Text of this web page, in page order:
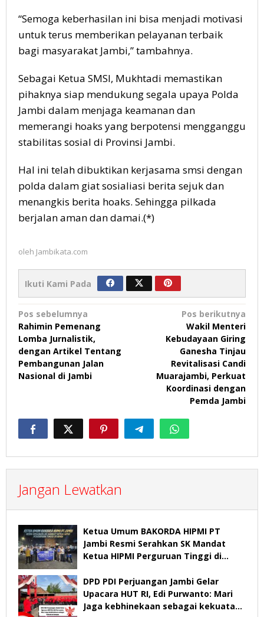
“Semoga keberhasilan ini bisa menjadi motivasi
untuk terus memberikan pelayanan terbaik
bagi masyarakat Jambi,” tambahnya.
Sebagai Ketua SMSI, Mukhtadi memastikan
pihaknya siap mendukung segala upaya Polda
Jambi dalam menjaga keamanan dan
memerangi hoaks yang berpotensi mengganggu
stabilitas sosial di Provinsi Jambi.
Hal ini telah dibuktikan kerjasama smsi dengan
polda dalam giat sosialiasi berita sejuk dan
menangkis berita hoaks. Sehingga pilkada
berjalan aman dan damai.(*)
oleh Jambikata.com
Ikuti Kami Pada
Navigasi
pos
Pos sebelumnya
Rahimin Pemenang
Lomba Jurnalistik,
dengan Artikel Tentang
Pembangunan Jalan
Nasional di Jambi
Pos berikutnya
Wakil Menteri
Kebudayaan Giring
Ganesha Tinjau
Revitalisasi Candi
Muarajambi, Perkuat
Koordinasi dengan
Pemda Jambi
Jangan Lewatkan
Ketua Umum BAKORDA HIPMI PT
Jambi Resmi Serahkan SK Mandat
Ketua HIPMI Perguruan Tinggi di
DPD PDI Perjuangan Jambi Gelar
Upacara HUT RI, Edi Purwanto: Mari
Jaga kebhinekaan sebagai kekuatan